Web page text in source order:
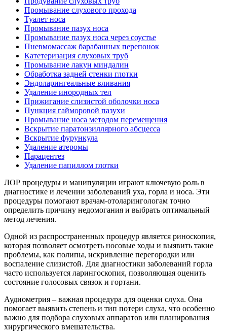
Промывание слухового прохода
Туалет носа
Промывание пазух носа
Промывание пазух носа через соустье
Пневмомассаж барабанных перепонок
Катетеризация слуховых труб
Промывание лакун миндалин
Обработка задней стенки глотки
Эндоларингеальные вливания
Удаление инородных тел
Прижигание слизистой оболочки носа
Пункция гайморовой пазухи
Промывание носа методом перемещения
Вскрытие паратонзиллярного абсцесса
Вскрытие фурункула
Удаление атеромы
Парацентез
Удаление папиллом глотки
ЛОР процедуры и манипуляции играют ключевую роль в
диагностике и лечении заболеваний уха, горла и носа. Эти
процедуры помогают врачам-отоларингологам точно
определить причину недомогания и выбрать оптимальный
метод лечения.
Одной из распространенных процедур является риноскопия,
которая позволяет осмотреть носовые ходы и выявить такие
проблемы, как полипы, искривление перегородки или
воспаление слизистой. Для диагностики заболеваний горла
часто используется ларингоскопия, позволяющая оценить
состояние голосовых связок и гортани.
Аудиометрия – важная процедура для оценки слуха. Она
помогает выявить степень и тип потери слуха, что особенно
важно для подбора слуховых аппаратов или планирования
хирургического вмешательства.